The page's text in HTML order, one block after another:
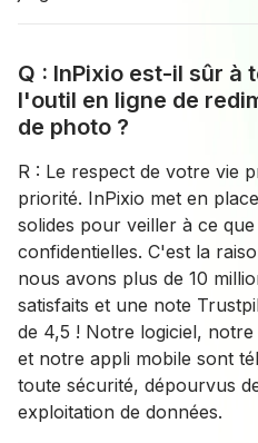
Q : InPixio est-il sûr à
l'outil en ligne de
de photo ?
R : Le respect de votre vie
priorité. InPixio met en
solides pour veiller à ce
confidentielles. C'est la
nous avons plus de 10
satisfaits et une note
de 4,5 ! Notre logiciel,
et notre appli mobile sont
toute sécurité, dépourvus
exploitation de données.